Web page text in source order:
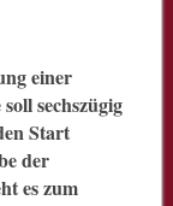
einer
sechszügig
Start
der
es zum